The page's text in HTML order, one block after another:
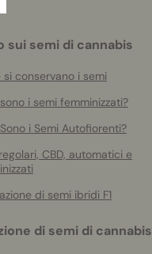
sui semi di cannabis
si conservano i semi
i semi femminizzati?
i Semi Autofiorenti?
CBD, automatici e
di semi ibridi F1
di semi di cannabis